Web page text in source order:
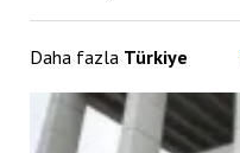
Daha fazla Türkiye